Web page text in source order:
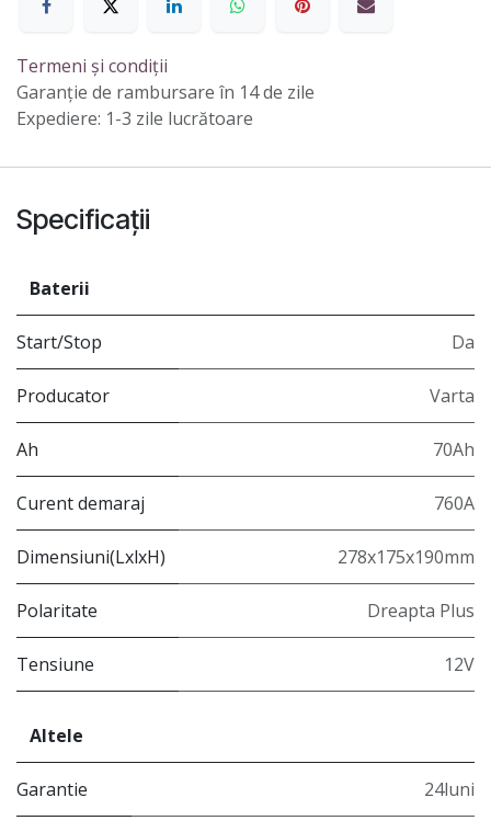
Termeni și condiții
Garanție de rambursare în 14 de zile
Expediere: 1-3 zile lucrătoare
Specificații
Baterii
Start/Stop Da
Producator Varta
Ah 70Ah
Curent demaraj 760A
Dimensiuni(LxlxH) 278x175x190mm
Polaritate Dreapta Plus
Tensiune 12V
Altele
Garantie 24luni